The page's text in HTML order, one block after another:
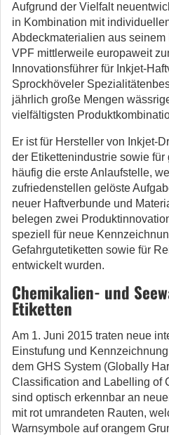
Aufgrund der Vielfalt
in Kombination mit
Abdeckmaterialien aus
VPF mittlerweile europaweit
Innovationsführer für Inkjet-
Sprockhöveler
jährlich große Mengen
vielfältigsten
Er ist für Hersteller von Inkjet-
der Etikettenindustrie sowie
häufig die erste Anlaufstelle,
zufriedenstellen gelöste
neuer Haftverbunde und
belegen zwei
speziell für neue
Gefahrgutetiketten sowie für
entwickelt wurden.
Chemikalien- und
Etiketten
Am 1. Juni 2015 traten neue
Einstufung und
dem GHS System (Globally
Classification and Labelling of
sind optisch erkennbar an
mit rot umrandeten Rauten,
Warnsymbole auf orangem